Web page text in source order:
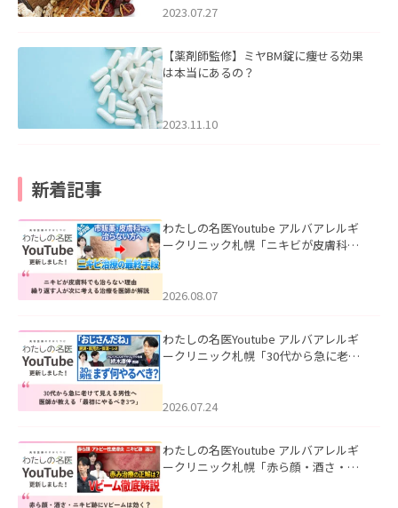
2023.07.27
【薬剤師監修】ミヤBM錠に痩せる効果
は本当にあるの？
2023.11.10
新着記事
わたしの名医Youtube アルバアレルギ
ークリニック札幌「ニキビが皮膚科で
ました。
2026.08.07
わたしの名医Youtube アルバアレルギ
ークリニック札幌「30代から急に老け
た。
2026.07.24
わたしの名医Youtube アルバアレルギ
ークリニック札幌「赤ら顔・酒さ・ニ